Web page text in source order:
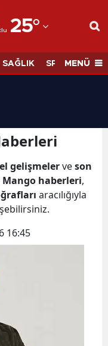
25°
SAĞLIK SPORMENÜ
gelişmelerveson
Mango haberleri,
aracılığıyla
16:45